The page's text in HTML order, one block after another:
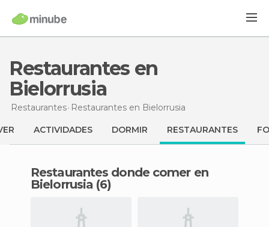
Restaurantes en
Bielorrusia
Restaurantes Restaurantes en Bielorrusia
ACTIVIDADES DORMIR RESTAURANTES
Restaurantes donde comer en
Bielorrusia (6)